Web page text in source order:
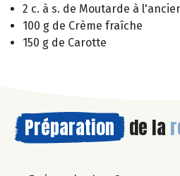
2 c. à s. de Moutarde à
100 g de Crème fraîche
150 g de Carotte
Préparation de la